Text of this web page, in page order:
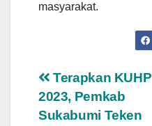
masyarakat.
Navigasi
pos
Terapkan KUHP
2023, Pemkab
Sukabumi Teken